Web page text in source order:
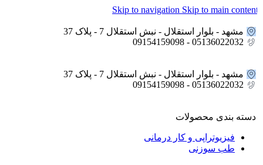
Skip to navigationSkip to main
مشهد - بلوار استقلال - نبش استقلال 7 - پلاک 37
05136022032 - 09154159098
مشهد - بلوار استقلال - نبش استقلال 7 - پلاک 37
05136022032 - 09154159098
دسته بندی محصولات
فیزیوتراپی و کار درمانی
طب سوزنی